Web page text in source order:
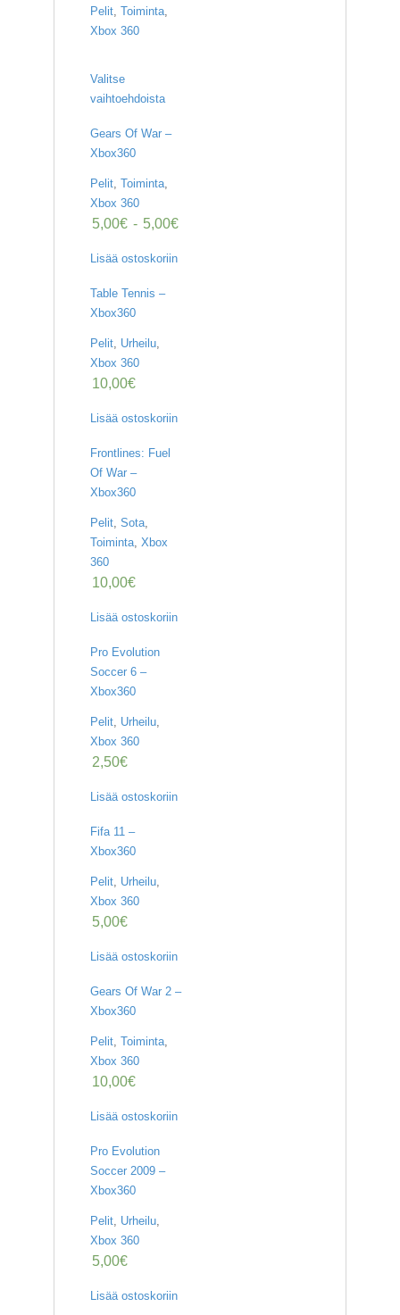
Pelit, Toiminta,
Xbox 360
Valitse
vaihtoehdoista
Gears Of War –
Xbox360
Pelit, Toiminta,
Xbox 360
5,00€ - 5,00€
Lisää ostoskoriin
Table Tennis –
Xbox360
Pelit, Urheilu,
Xbox 360
10,00€
Lisää ostoskoriin
Frontlines: Fuel
Of War –
Xbox360
Pelit, Sota,
Toiminta, Xbox
360
10,00€
Lisää ostoskoriin
Pro Evolution
Soccer 6 –
Xbox360
Pelit, Urheilu,
Xbox 360
2,50€
Lisää ostoskoriin
Fifa 11 –
Xbox360
Pelit, Urheilu,
Xbox 360
5,00€
Lisää ostoskoriin
Gears Of War 2 –
Xbox360
Pelit, Toiminta,
Xbox 360
10,00€
Lisää ostoskoriin
Pro Evolution
Soccer 2009 –
Xbox360
Pelit, Urheilu,
Xbox 360
5,00€
Lisää ostoskoriin